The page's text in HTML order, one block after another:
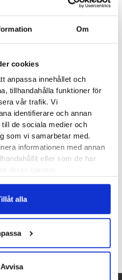
Om
cookies
anpassa innehållet och
tillhandahålla funktioner för
vår trafik. Vi
identifierare och annan
de sociala medier och
som vi samarbetar med.
informationen med annan
eller som de har
alla
Avvisa
ridge gt,
från Gore-Tex